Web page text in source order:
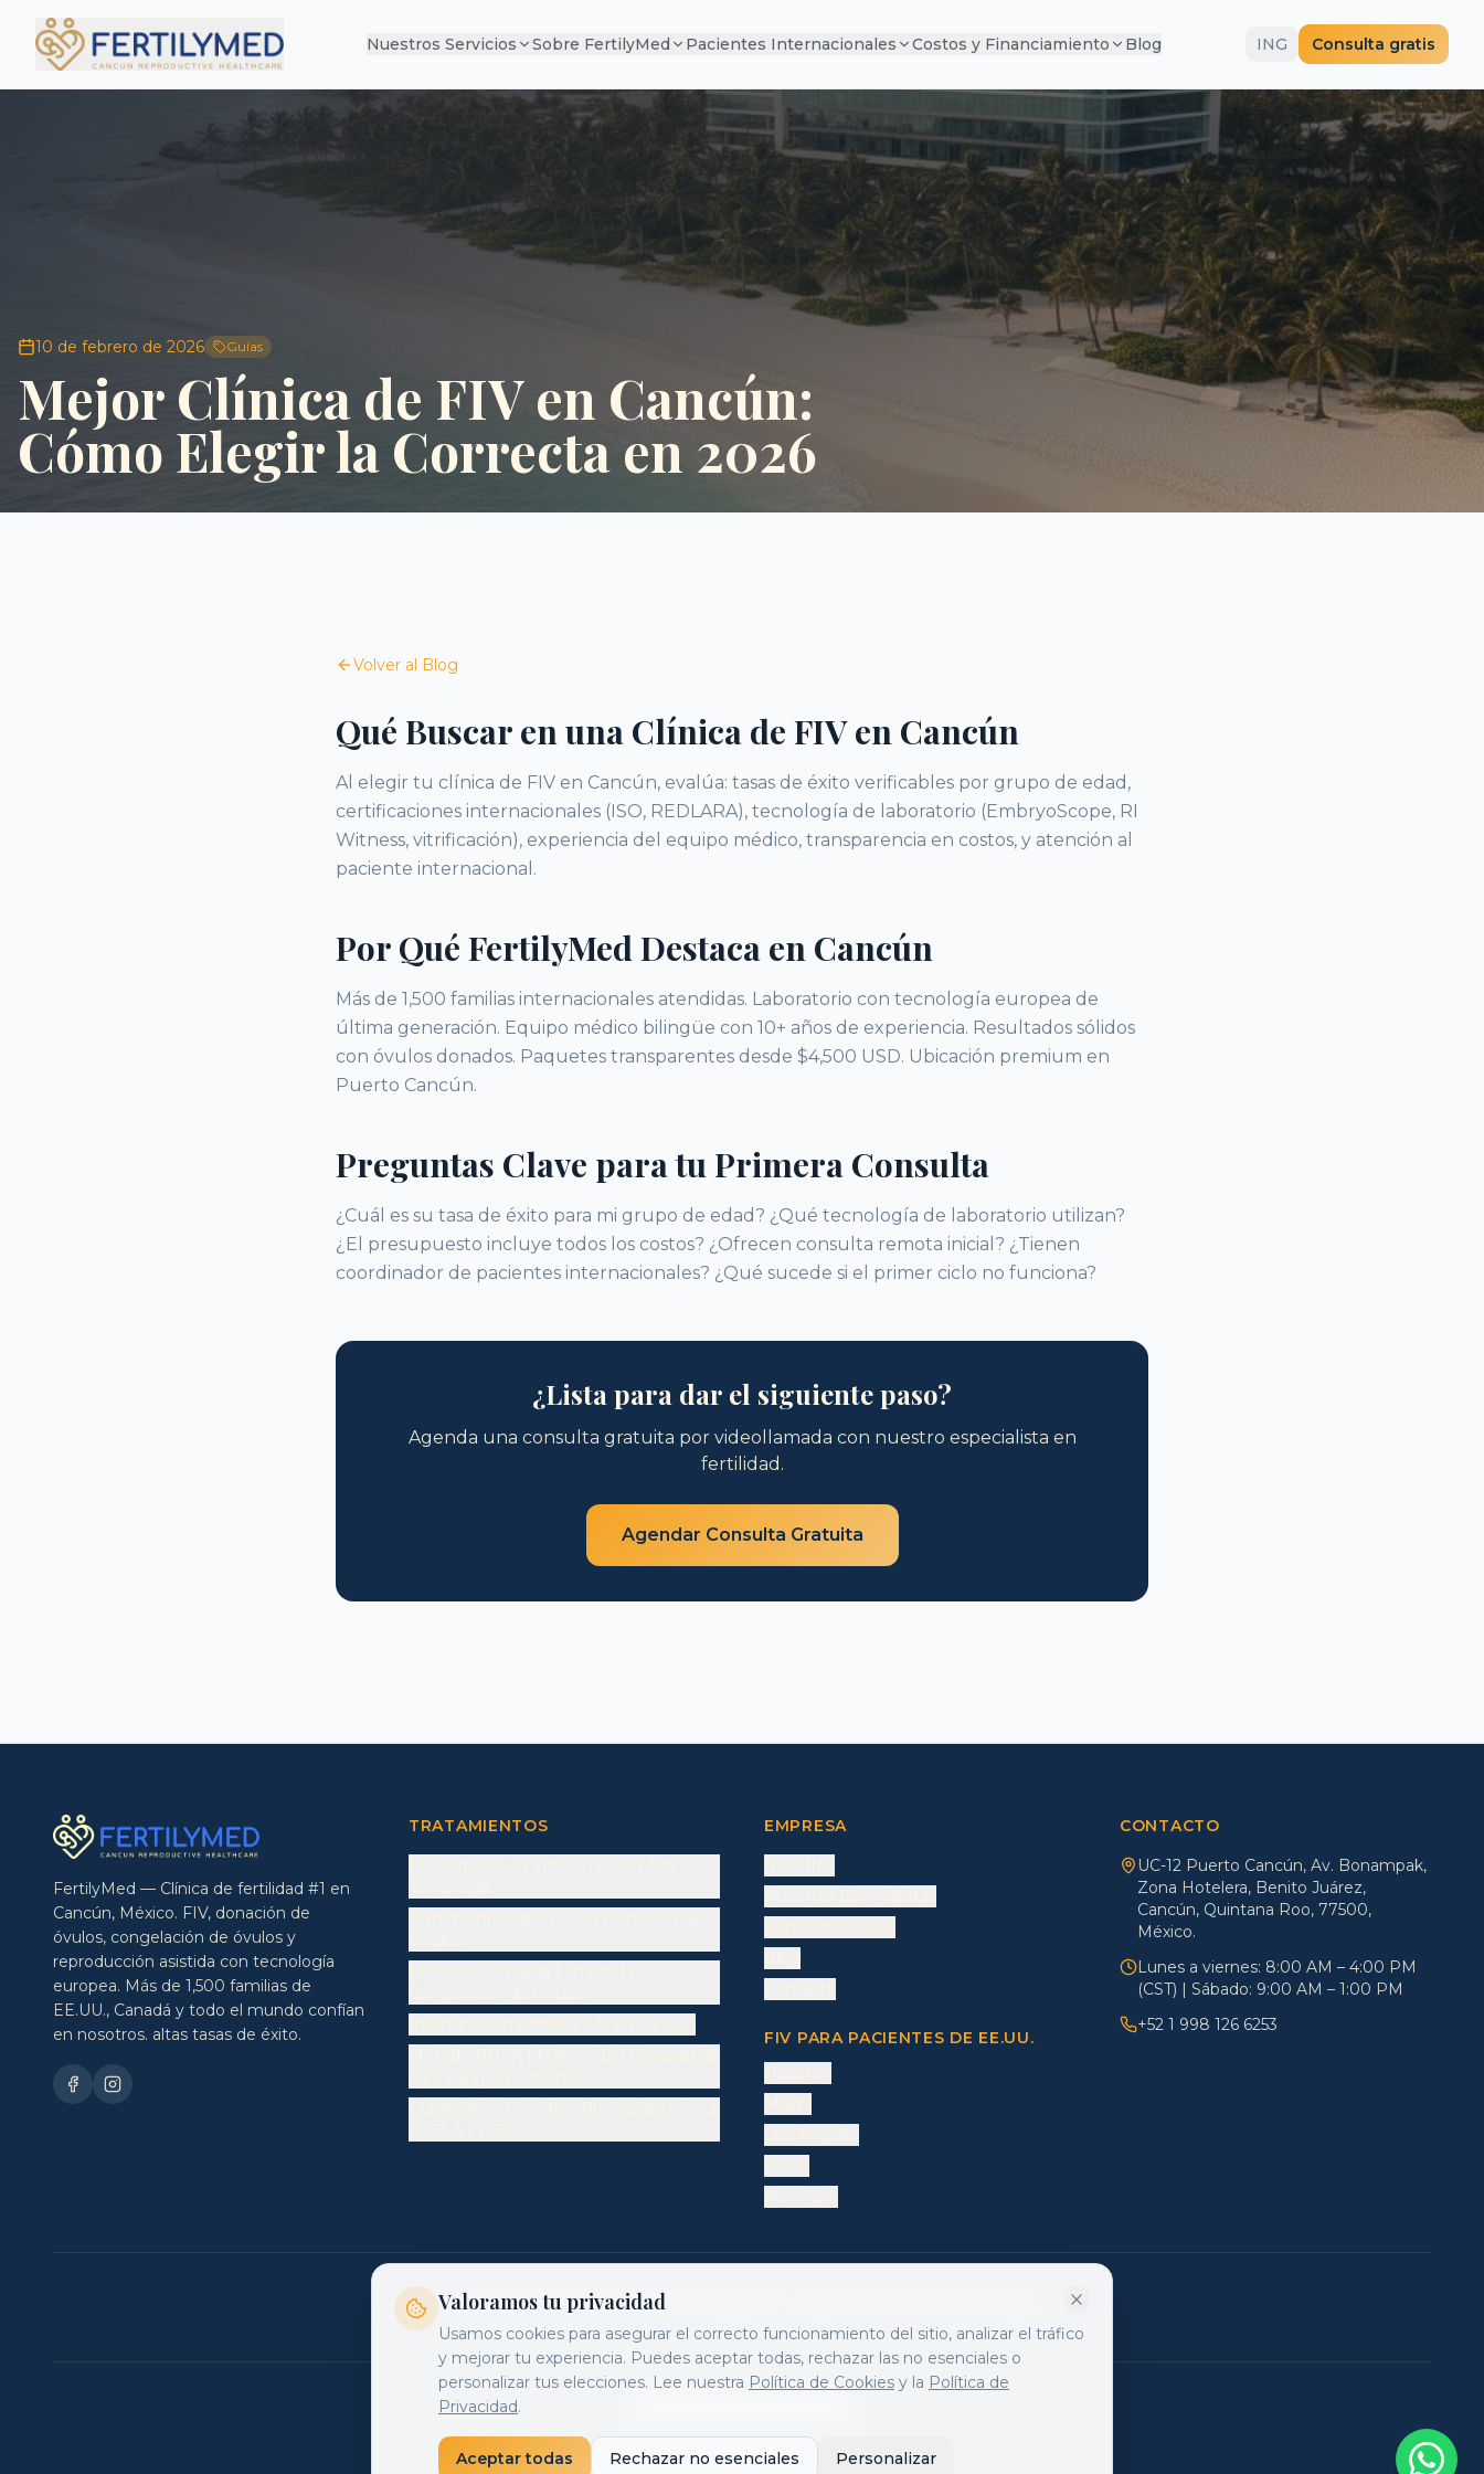
Nuestros Servicios Sobre FertilyMed Pacientes Internacionales Costos y Financiamiento Blog ING Consulta gratis
10 de febrero de 2026 Guías
Mejor Clínica de FIV en Cancún:
Cómo Elegir la Correcta en 2026
Volver al Blog
Qué Buscar en una Clínica de FIV en Cancún
Al elegir tu clínica de FIV en Cancún, evalúa: tasas de éxito verificables por grupo de edad,
certificaciones internacionales (ISO, REDLARA), tecnología de laboratorio (EmbryoScope, RI
Witness, vitrificación), experiencia del equipo médico, transparencia en costos, y atención al
paciente internacional.
Por Qué FertilyMed Destaca en Cancún
Más de 1,500 familias internacionales atendidas. Laboratorio con tecnología europea de
última generación. Equipo médico bilingüe con 10+ años de experiencia. Resultados sólidos
con óvulos donados. Paquetes transparentes desde $4,500 USD. Ubicación premium en
Puerto Cancún.
Preguntas Clave para tu Primera Consulta
¿Cuál es su tasa de éxito para mi grupo de edad? ¿Qué tecnología de laboratorio utilizan?
¿El presupuesto incluye todos los costos? ¿Ofrecen consulta remota inicial? ¿Tienen
coordinador de pacientes internacionales? ¿Qué sucede si el primer ciclo no funciona?
¿Lista para dar el siguiente paso?
Agenda una consulta gratuita por videollamada con nuestro especialista en
fertilidad.
Agendar Consulta Gratuita
FertilyMed — Clínica de fertilidad #1 en
Cancún, México. FIV, donación de
óvulos, congelación de óvulos y
reproducción asistida con tecnología
europea. Más de 1,500 familias de
EE.UU., Canadá y todo el mundo confían
en nosotros. altas tasas de éxito.
TRATAMIENTOS
EMPRESA
FIV PARA PACIENTES DE EE.UU.
CONTACTO
UC-12 Puerto Cancún, Av. Bonampak,
Zona Hotelera, Benito Juárez,
Cancún, Quintana Roo, 77500,
México.
Lunes a viernes: 8:00 AM – 4:00 PM
(CST) | Sábado: 9:00 AM – 1:00 PM
+52 1 998 126 6253
Tratamientos de Reproducción Asistida realizados bajo Licencia Sanitaria Vigente de COFEPRIS.
Dra. Eunice Zavala Chaparro UNAM CE 11542172 CE 10858007 CP 7785677. PERMISO COFEPRIS 253301201A2402.
©2026FertilyMed.Todos los derechos reservados.
Valoramos tu privacidad
Usamos cookies para asegurar el correcto funcionamiento del sitio, analizar el tráfico
y mejorar tu experiencia. Puedes aceptar todas, rechazar las no esenciales o
personalizar tus elecciones. Lee nuestra Política de Cookies y la Política de
Privacidad.
Aceptar todas Rechazar no esenciales Personalizar